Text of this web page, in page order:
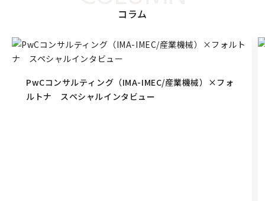
コラム
PwCコンサルティング（IMA-IMEC/産業機械）×フォ
ルトナ スペシャルインタビュー